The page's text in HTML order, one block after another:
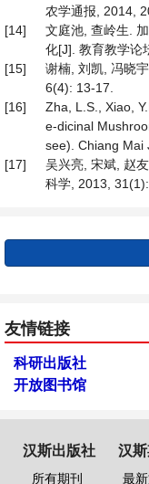
农学通报, 2014,
[14]
文庭池, 查岭生.
化[J]. 教育教学论
[15]
谢楠, 刘凯, 冯晓
6(4): 13-17.
[16]
Zha, L.S., Xiao,
e-dicinal
see). Chiang Mai
[17]
吴兴亮, 宋斌, 赵
科学, 2013, 31(1):
友情链接
科研出版社
开放图书馆
汉斯出版社
所有期刊
汉斯
最